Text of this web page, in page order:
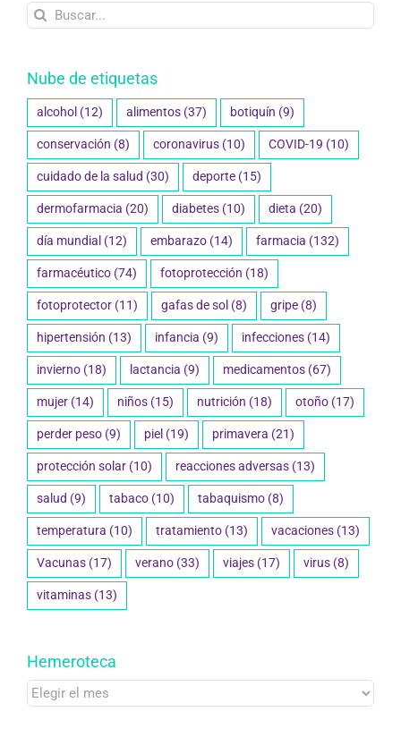
Buscar:
Nube de etiquetas
alcohol (12) alimentos (37) botiquín (9)
conservación (8) coronavirus (10) COVID-19 (10)
cuidado de la salud (30) deporte (15)
dermofarmacia (20) diabetes (10) dieta (20)
día mundial (12) embarazo (14) farmacia (132)
farmacéutico (74) fotoprotección (18)
fotoprotector (11) gafas de sol (8) gripe (8)
hipertensión (13) infancia (9) infecciones (14)
invierno (18) lactancia (9) medicamentos (67)
mujer (14) niños (15) nutrición (18) otoño (17)
perder peso (9) piel (19) primavera (21)
protección solar (10) reacciones adversas (13)
salud (9) tabaco (10) tabaquismo (8)
temperatura (10) tratamiento (13) vacaciones (13)
Vacunas (17) verano (33) viajes (17) virus (8)
vitaminas (13)
Hemeroteca
Hemeroteca